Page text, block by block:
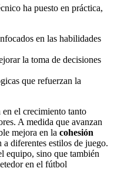
ha puesto en práctica,
en las habilidades
la toma de decisiones
que refuerzan la
el crecimiento tanto
A medida que avanzan
mejora en la cohesión
diferentes estilos de juego.
equipo, sino que también
en el fútbol